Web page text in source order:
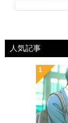
人気記事